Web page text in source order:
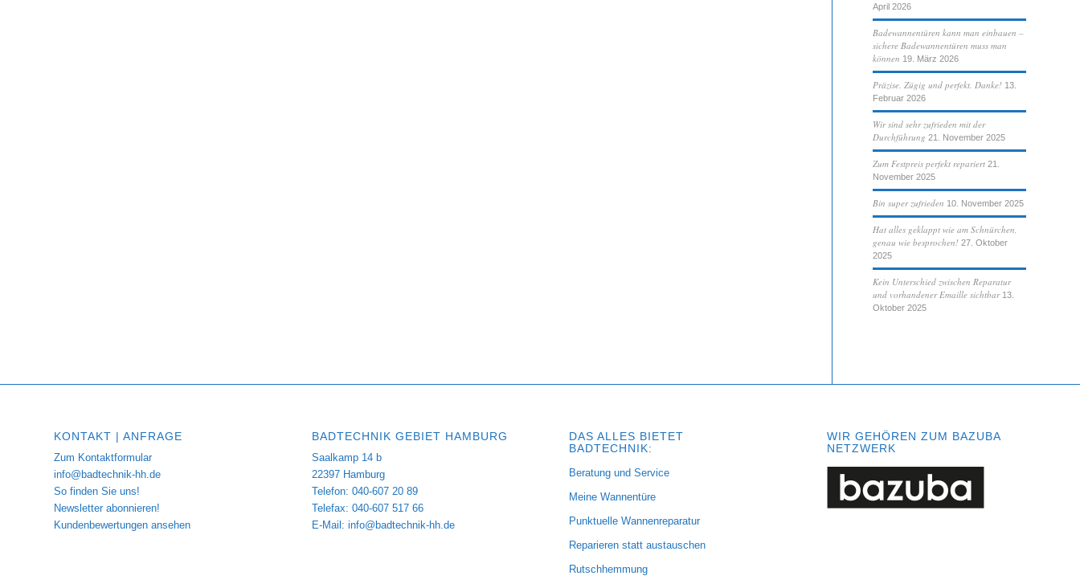
April 2026
Badewannentüren kann man einbauen –
sichere Badewannentüren muss man
können 19. März 2026
Präzise. Zügig und perfekt. Danke! 13.
Februar 2026
Wir sind sehr zufrieden mit der
Durchführung 21. November 2025
Zum Festpreis perfekt repariert 21.
November 2025
Bin super zufrieden 10. November 2025
Hat alles geklappt wie am Schnürchen,
genau wie besprochen! 27. Oktober
2025
Kein Unterschied zwischen Reparatur
und vorhandener Emaille sichtbar 13.
Oktober 2025
KONTAKT | ANFRAGE
Zum Kontaktformular
info@badtechnik-hh.de
So finden Sie uns!
Newsletter abonnieren!
Kundenbewertungen ansehen
BADTECHNIK GEBIET HAMBURG
Saalkamp 14 b
22397 Hamburg
Telefon: 040-607 20 89
Telefax: 040-607 517 66
E-Mail: info@badtechnik-hh.de
DAS ALLES BIETET
BADTECHNIK:
Beratung und Service
Meine Wannentüre
Punktuelle Wannenreparatur
Reparieren statt austauschen
Rutschhemmung
WIR GEHÖREN ZUM BAZUBA
NETZWERK